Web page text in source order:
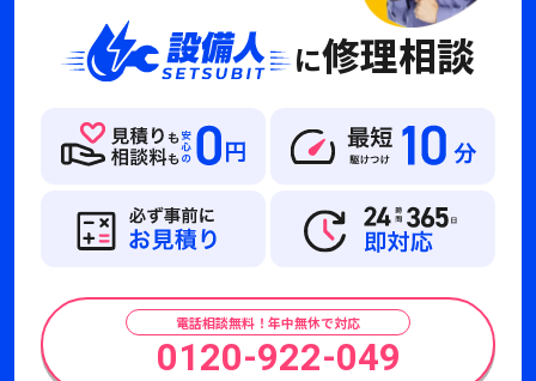
に修理相談
電話相談無料！年中無休で対応
0120-922-049